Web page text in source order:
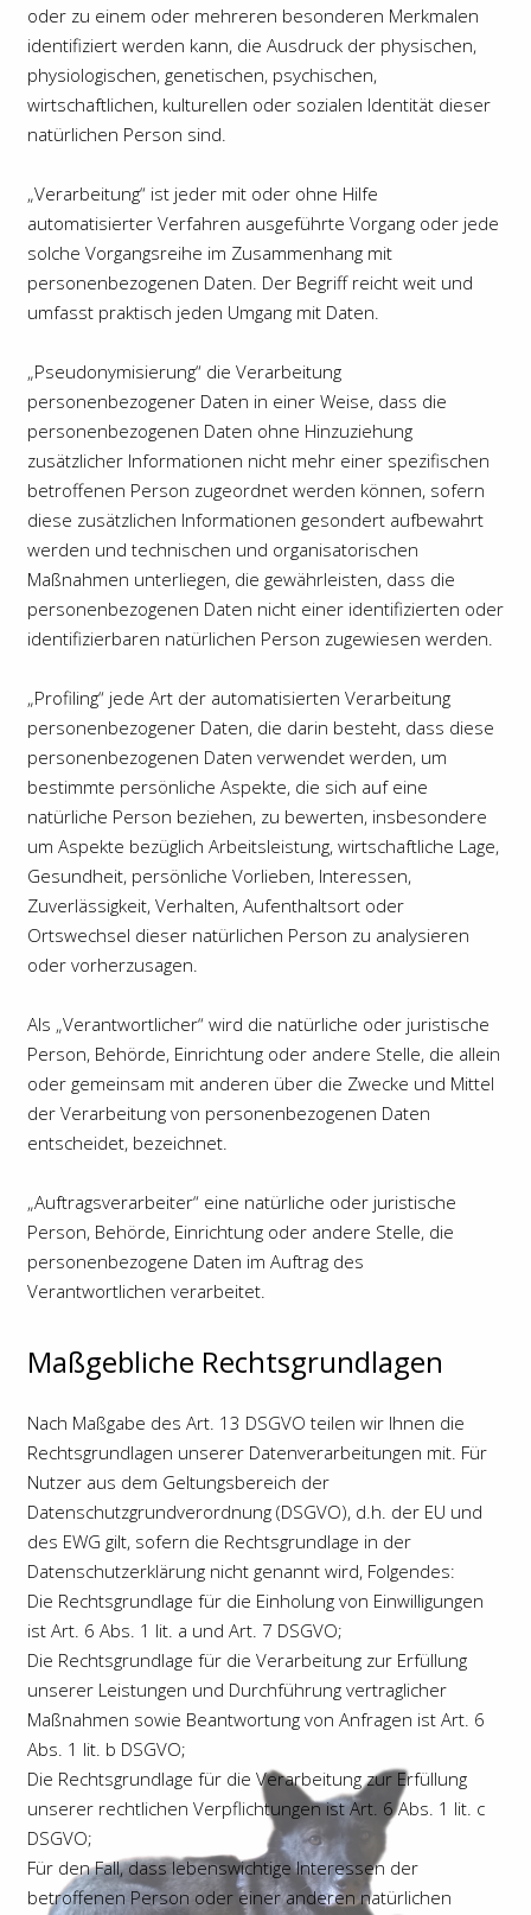
oder zu einem oder mehreren besonderen Merkmalen
identifiziert werden kann, die Ausdruck der physischen,
physiologischen, genetischen, psychischen,
wirtschaftlichen, kulturellen oder sozialen Identität dieser
natürlichen Person sind.
„Verarbeitung“ ist jeder mit oder ohne Hilfe
automatisierter Verfahren ausgeführte Vorgang oder jede
solche Vorgangsreihe im Zusammenhang mit
personenbezogenen Daten. Der Begriff reicht weit und
umfasst praktisch jeden Umgang mit Daten.
„Pseudonymisierung“ die Verarbeitung
personenbezogener Daten in einer Weise, dass die
personenbezogenen Daten ohne Hinzuziehung
zusätzlicher Informationen nicht mehr einer spezifischen
betroffenen Person zugeordnet werden können, sofern
diese zusätzlichen Informationen gesondert aufbewahrt
werden und technischen und organisatorischen
Maßnahmen unterliegen, die gewährleisten, dass die
personenbezogenen Daten nicht einer identifizierten oder
identifizierbaren natürlichen Person zugewiesen werden.
„Profiling“ jede Art der automatisierten Verarbeitung
personenbezogener Daten, die darin besteht, dass diese
personenbezogenen Daten verwendet werden, um
bestimmte persönliche Aspekte, die sich auf eine
natürliche Person beziehen, zu bewerten, insbesondere
um Aspekte bezüglich Arbeitsleistung, wirtschaftliche Lage,
Gesundheit, persönliche Vorlieben, Interessen,
Zuverlässigkeit, Verhalten, Aufenthaltsort oder
Ortswechsel dieser natürlichen Person zu analysieren
oder vorherzusagen.
Als „Verantwortlicher“ wird die natürliche oder juristische
Person, Behörde, Einrichtung oder andere Stelle, die allein
oder gemeinsam mit anderen über die Zwecke und Mittel
der Verarbeitung von personenbezogenen Daten
entscheidet, bezeichnet.
„Auftragsverarbeiter“ eine natürliche oder juristische
Person, Behörde, Einrichtung oder andere Stelle, die
personenbezogene Daten im Auftrag des
Verantwortlichen verarbeitet.
Maßgebliche Rechtsgrundlagen
Nach Maßgabe des Art. 13 DSGVO teilen wir Ihnen die
Rechtsgrundlagen unserer Datenverarbeitungen mit. Für
Nutzer aus dem Geltungsbereich der
Datenschutzgrundverordnung (DSGVO), d.h. der EU und
des EWG gilt, sofern die Rechtsgrundlage in der
Datenschutzerklärung nicht genannt wird, Folgendes:
Die Rechtsgrundlage für die Einholung von Einwilligungen
ist Art. 6 Abs. 1 lit. a und Art. 7 DSGVO;
Die Rechtsgrundlage für die Verarbeitung zur Erfüllung
unserer Leistungen und Durchführung vertraglicher
Maßnahmen sowie Beantwortung von Anfragen ist Art. 6
Abs. 1 lit. b DSGVO;
Die Rechtsgrundlage für die Verarbeitung zur Erfüllung
unserer rechtlichen Verpflichtungen ist Art. 6 Abs. 1 lit. c
DSGVO;
Für den Fall, dass lebenswichtige Interessen der
betroffenen Person oder einer anderen natürlichen